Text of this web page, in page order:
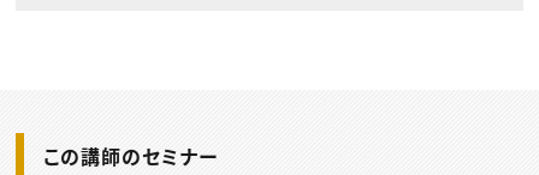
この講師のセミナー